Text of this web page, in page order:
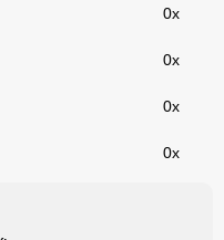
0x
0x
0x
0x